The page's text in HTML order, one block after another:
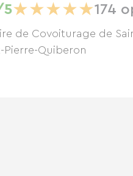
5★★★★★174
de Covoiturage de
Pierre-Quiberon